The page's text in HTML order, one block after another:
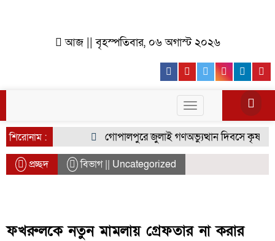
আজ || বৃহস্পতিবার, ০৬ অগাস্ট ২০২৬
Facebook
YoutubeTwitter
Toggle
navigation
শিরোনাম :
গোপালপুরে জুলাই গণঅভ্যুত্থান দিবসে কৃষক
প্রচ্ছদ বিভাগ || Uncategorized
ফখরুলকে নতুন মামলায় গ্রেফতার না করার